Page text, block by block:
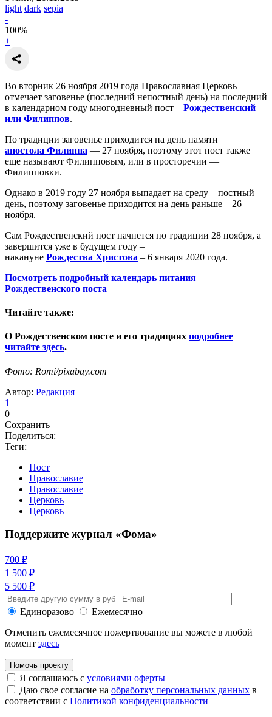
light dark sepia
-
100%
+
Во вторник 26 ноября 2019 года Православная Церковь
отмечает заговенье (последний непостный день) на последний
в календарном году многодневный пост – Рождественский
или Филиппов.
По традиции заговенье приходится на день памяти
апостола Филиппа — 27 ноября, поэтому этот пост также
еще называют Филипповым, или в просторечии —
Филипповки.
Однако в 2019 году 27 ноября выпадает на среду – постный
день, поэтому заговенье приходится на день раньше – 26
ноября.
Сам Рождественский пост начнется по традиции 28 ноября, а
завершится уже в будущем году –
накануне Рождества Христова – 6 января 2020 года.
Посмотреть подробный календарь питания
Рождественского поста
Читайте также:
О Рождественском посте и его традициях подробнее
читайте здесь.
Фото: Romi/pixabay.com
Автор: Редакция
1
0
Сохранить
Поделиться:
Теги:
Пост
Православие
Православие
Церковь
Церковь
Поддержите журнал «Фома»
700 ₽
1 500 ₽
5 500 ₽
Единоразово
Ежемесячно
Отменить ежемесячное пожертвование вы можете в любой
момент здесь
Помочь проекту
Я соглашаюсь с условиями оферты
Даю свое согласие на обработку персональных данных в
соответствии с Политикой конфиденциальности